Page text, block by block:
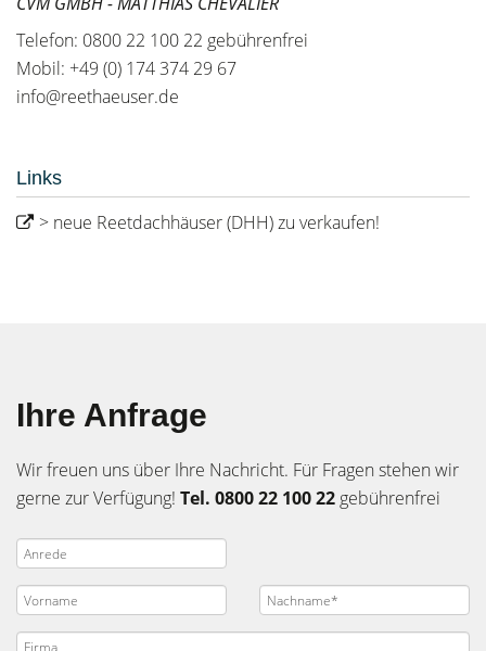
Telefon: 0800 22 100 22 gebührenfrei
Mobil: +49 (0) 174 374 29 67
info@reethaeuser.de
Links
> neue Reetdachhäuser (DHH) zu verkaufen!
Ihre Anfrage
Wir freuen uns über Ihre Nachricht. Für Fragen stehen wir
gerne zur Verfügung! Tel. 0800 22 100 22 gebührenfrei